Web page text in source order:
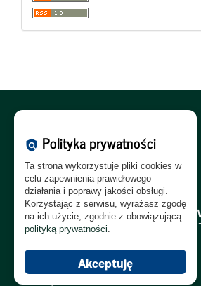
Polityka Prywatności:PL
Polityka RODO:PL|EN
policy Polityka prywatności
Ta strona wykorzystuje pliki cookies w
celu zapewnienia prawidłowego
działania i poprawy jakości obsługi.
Korzystając z serwisu, wyrażasz zgodę
na ich użycie, zgodnie z obowiązującą
polityką prywatności
Akceptuję